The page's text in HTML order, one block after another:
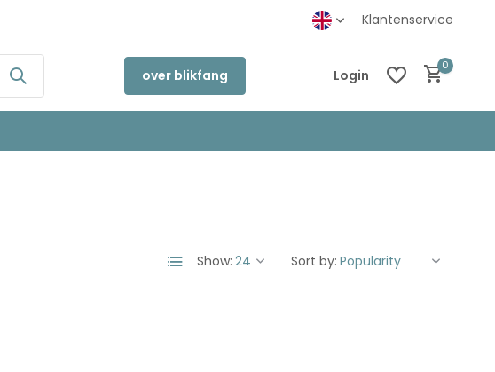
Klantenservice
over blikfang Login
0
Show: Sort by: